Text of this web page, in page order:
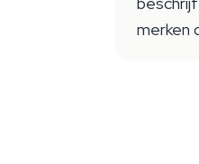
merken